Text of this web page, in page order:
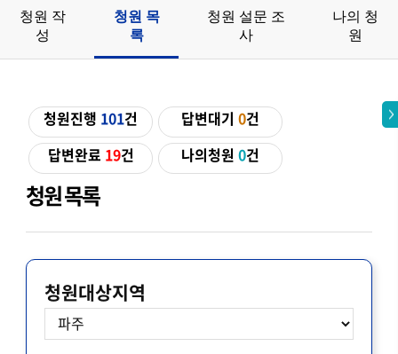
청원 작
성
청원 목
록
청원 설문 조
사
나의 청
원
청원 목록
청원진행 101건 답변대기0건
답변완료 19건 나의청원0건
청원대상지역